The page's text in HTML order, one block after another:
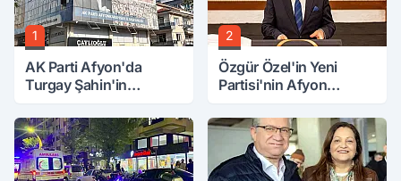
1
AK Parti Afyon'da
Turgay Şahin'in
2
Özgür Özel'in Yeni
Partisi'nin Afyon